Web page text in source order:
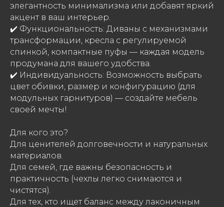
элегантность минимализма или добавят яркий
акцент в ваш интерьер.
✔️ Функциональность: Диваны с механизмами
трансформации, кресла с регулируемой
спинкой, компактные пуфы — каждая модель
продумана для вашего удобства.
✔️ Индивидуальность: Возможность выбрать
цвет обивки, размер и конфигурацию (для
модульных гарнитуров) — создайте мебель
своей мечты!
Для кого это?
Для ценителей долговечности и натуральных
материалов.
Для семей, где важны безопасность и
практичность (чехлы легко снимаются и
чистятся).
Для тех, кто ищет баланс между лаконичным